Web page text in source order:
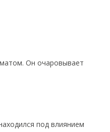
Он очаровывает
под влиянием